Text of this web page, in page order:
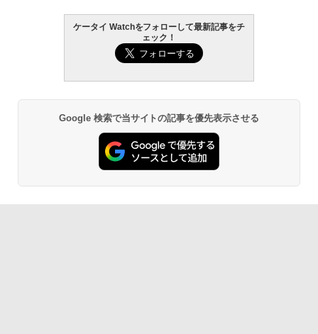
ケータイ Watchをフォローして最新記事をチ
ェック！
Google 検索で当サイトの記事を優先表示させる